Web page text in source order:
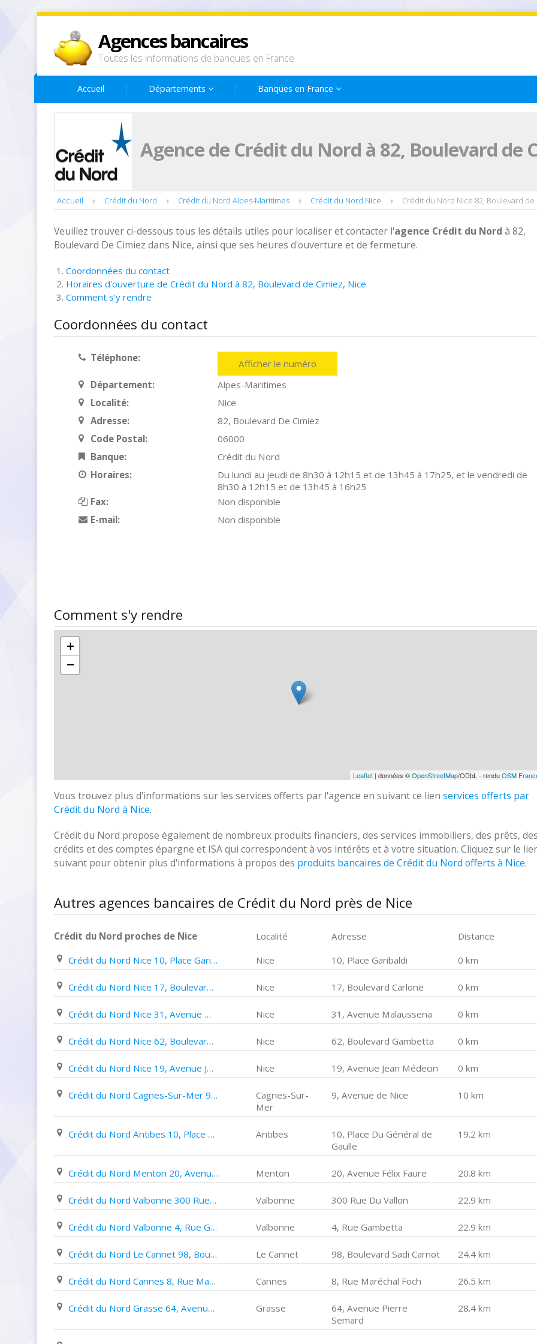
Agences bancaires
Toutes les informations de banques en France
Accueil Départements Banques en France
Agence de Crédit du Nord à 82, Boulevard de
Accueil Crédit du Nord Crédit du Nord Alpes-Maritimes Crédit du Nord Nice Crédit du Nord Nice 82, Boulevard de
Veuillez trouver ci-dessous tous les détails utiles pour localiser et contacter l'agence Crédit du Nord à 82,
Boulevard De Cimiez dans Nice, ainsi que ses heures d'ouverture et de fermeture.
Coordonnées du contact
Horaires d'ouverture de Crédit du Nord à 82, Boulevard de Cimiez, Nice
Comment s'y rendre
Coordonnées du contact
Téléphone:
Afficher le numéro
Département:
Alpes-Maritimes
Localité:
Nice
Adresse:
82, Boulevard De Cimiez
Code Postal:
06000
Banque:
Crédit du Nord
Horaires:
Du lundi au jeudi de 8h30 à 12h15 et de 13h45 à 17h25, et le vendredi de
8h30 à 12h15 et de 13h45 à 16h25
Fax:
Non disponible
E-mail:
Non disponible
Comment s'y rendre
+
−
Leaflet| données ©OpenStreetMap/ODbL - renduOSM
Vous trouvez plus d'informations sur les services offerts par l'agence en suivant ce lien services offerts par
Crédit du Nord à Nice.
Crédit du Nord propose également de nombreux produits financiers, des services immobiliers, des prêts,
crédits et des comptes épargne et ISA qui correspondent à vos intérêts et à votre situation. Cliquez sur le
suivant pour obtenir plus d'informations à propos des produits bancaires de Crédit du Nord offerts à Nice.
Autres agences bancaires de Crédit du Nord près de Nice
Crédit du Nord proches de Nice Localité Adresse
Distance
Crédit du Nord Nice 10, Place Garibaldi
Nice 10, Place Garibaldi 0 km
Crédit du Nord Nice 17, Boulevard Carlone Nice 17, Boulevard Carlone 0 km
Crédit du Nord Nice 31, Avenue Malaussena Nice 31, Avenue Malaussena 0 km
Crédit du Nord Nice 62, Boulevard Gambetta Nice 62, Boulevard Gambetta 0 km
Crédit du Nord Nice 19, Avenue Jean Médecin Nice 19, Avenue Jean Médecin 0 km
Crédit du Nord Cagnes-Sur-Mer 9, Avenue de Nice
Cagnes-Sur-
Mer
9, Avenue de Nice 10 km
Crédit du Nord Antibes 10, Place Du Général de Gaulle Antibes
10, Place Du Général de
Gaulle
19.2 km
Crédit du Nord Menton 20, Avenue Félix Faure Menton 20, Avenue Félix Faure 20.8 km
Crédit du Nord Valbonne 300 Rue Du Vallon Valbonne 300 Rue Du Vallon 22.9 km
Crédit du Nord Valbonne 4, Rue Gambetta Valbonne 4, Rue Gambetta 22.9 km
Crédit du Nord Le Cannet 98, Boulevard Sadi Carnot Le Cannet 98, Boulevard Sadi Carnot 24.4 km
Crédit du Nord Cannes 8, Rue Maréchal Foch Cannes 8, Rue Maréchal Foch 26.5 km
Crédit du Nord Grasse 64, Avenue Pierre Semard Grasse
64, Avenue Pierre
Semard
28.4 km